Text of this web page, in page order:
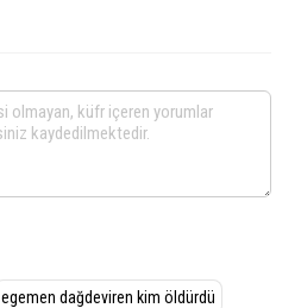
egemen dağdeviren kim öldürdü